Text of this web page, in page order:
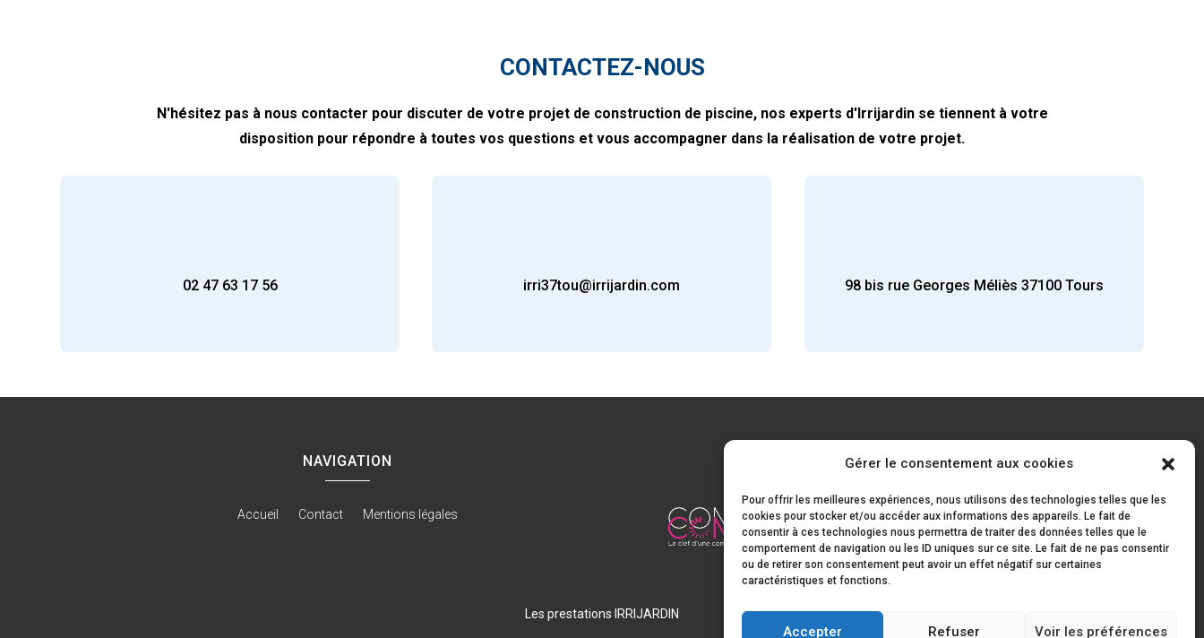
Gérer le consentement aux cookies
Pour offrir les meilleures expériences, nous utilisons des technologies telles que les
cookies pour stocker et/ou accéder aux informations des appareils. Le fait de
consentir à ces technologies nous permettra de traiter des données telles que le
comportement de navigation ou les ID uniques sur ce site. Le fait de ne pas consentir
ou de retirer son consentement peut avoir un effet négatif sur certaines
caractéristiques et fonctions.
Accepter Refuser Voir les préférences
CONTACTEZ-NOUS
N'hésitez pas à nous contacter pour discuter de votre projet de construction de piscine, nos experts d'Irrijardin se tiennent à votre
disposition pour répondre à toutes vos questions et vous accompagner dans la réalisation de votre projet.
02 47 63 17 56 irri37tou@irrijardin.com 98 bis rue Georges Méliès 37100 Tours
NAVIGATION
Accueil Contact Mentions légales
RÉALISATION
Les prestations IRRIJARDIN